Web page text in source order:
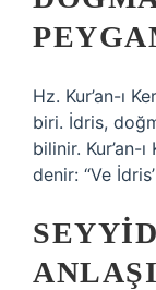
Hz. Kur’an-ı
biri. İdris,
bilinir. Kur’an-
denir: “Ve